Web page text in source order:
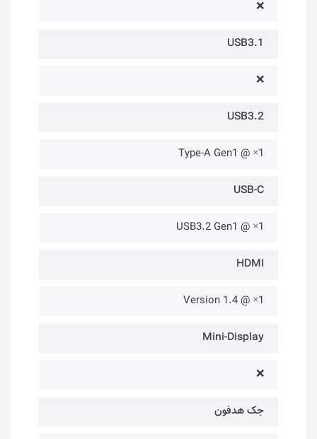
❌
USB3.1
❌
USB3.2
1× @ Type-A Gen1
USB-C
1× @ USB3.2 Gen1
HDMI
1× @ Version 1.4
Mini-Display
❌
جک هدفون